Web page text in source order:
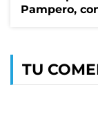
Pampero,
TU